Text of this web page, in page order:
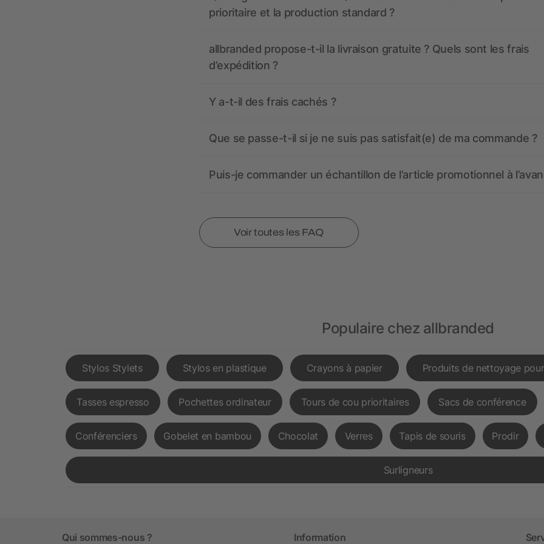
prioritaire et la production standard ?
allbranded propose-t-il la livraison gratuite ? Quels sont les frais
d’expédition ?
Y a-t-il des frais cachés ?
Que se passe-t-il si je ne suis pas satisfait(e) de ma commande ?
Puis-je commander un échantillon de l’article promotionnel à
Voir toutes les FAQ
Populaire chez allbranded
Stylos Stylets Stylos en plastique Crayons à papier Produits de nettoyage
Tasses espresso Pochettes ordinateur Tours de cou prioritaires Sacs de conférence
Conférenciers Gobelet en bambou Chocolat Verres Tapis de souris Prodir
Surligneurs
Qui sommes-nous ? Information